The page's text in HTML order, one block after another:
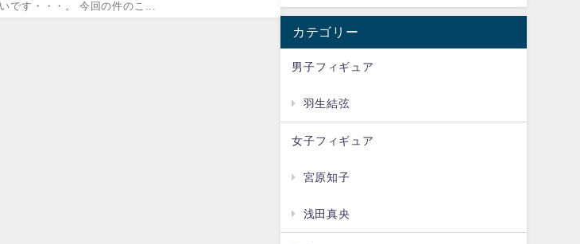
です・・・。 今回の件のこ...
カテゴリー
男子フィギュア
羽生結弦
女子フィギュア
宮原知子
浅田真央